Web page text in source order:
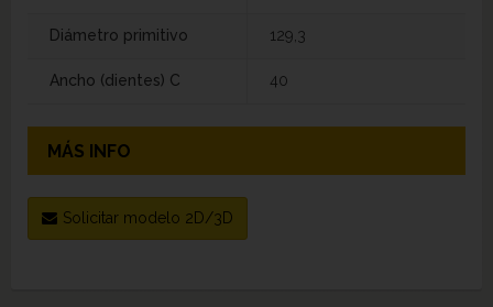
Diámetro primitivo 129,3
Ancho (dientes) C 40
MÁS INFO
Solicitar modelo 2D/3D